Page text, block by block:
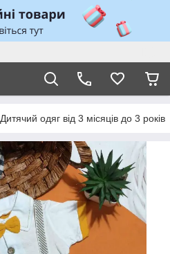
Дитячий одяг від 3 місяців до 3 років